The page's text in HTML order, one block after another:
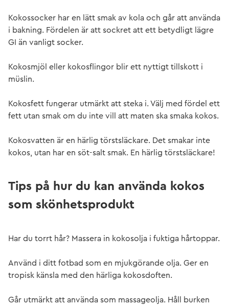
Kokossocker har en lätt smak av kola och går att använda
i bakning. Fördelen är att sockret att ett betydligt lägre
GI än vanligt socker.
Kokosmjöl eller kokosflingor blir ett nyttigt tillskott i
müslin.
Kokosfett fungerar utmärkt att steka i. Välj med fördel ett
fett utan smak om du inte vill att maten ska smaka kokos.
Kokosvatten är en härlig törstsläckare. Det smakar inte
kokos, utan har en söt-salt smak. En härlig törstsläckare!
Tips på hur du kan använda kokos
som skönhetsprodukt
Har du torrt hår? Massera in kokosolja i fuktiga hårtoppar.
Använd i ditt fotbad som en mjukgörande olja. Ger en
tropisk känsla med den härliga kokosdoften.
Går utmärkt att använda som massageolja. Håll burken